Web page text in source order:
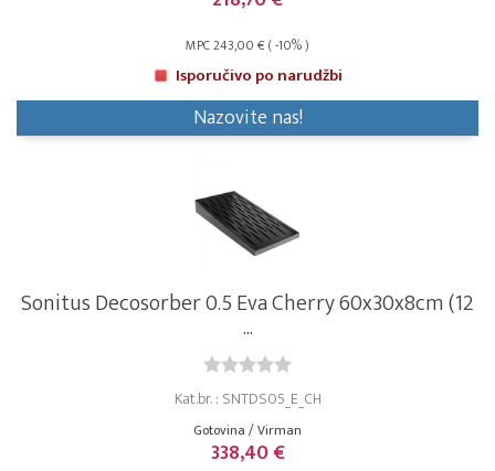
MPC 243,00 € ( -10% )
Isporučivo po narudžbi
Nazovite nas!
Sonitus Decosorber 0.5 Eva Cherry 60x30x8cm (12
...
Kat.br. : SNTDS05_E_CH
Gotovina / Virman
338,40 €